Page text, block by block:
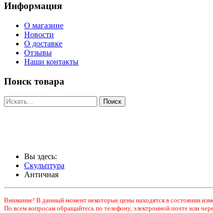
Информация
О магазине
Новости
О доставке
Отзывы
Наши контакты
Поиск товара
Вы здесь:
Скульптура
Античная
Внимание! В данный момент некоторые цены находятся в состоянии
По всем вопросам обращайтесь по телефону, электронной почте или